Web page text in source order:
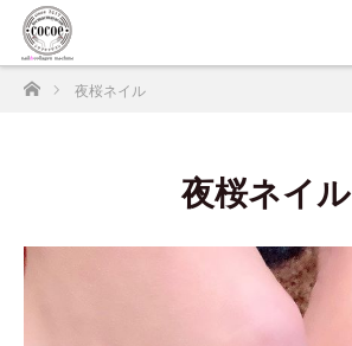
ホーム夜桜ネイル
夜桜ネイル